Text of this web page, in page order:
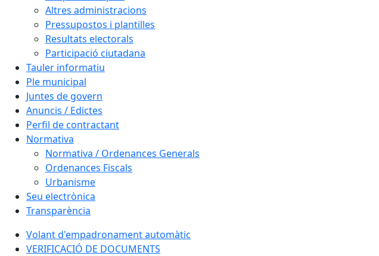
Altres administracions
Pressupostos i plantilles
Resultats electorals
Participació ciutadana
Tauler informatiu
Ple municipal
Juntes de govern
Anuncis / Edictes
Perfil de contractant
Normativa
Normativa / Ordenances Generals
Ordenances Fiscals
Urbanisme
Seu electrònica
Transparència
Volant d'empadronament automàtic
VERIFICACIÓ DE DOCUMENTS